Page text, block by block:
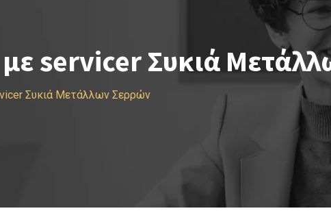
servicer Συκιά
Συκιά Μετάλλων Σερρών